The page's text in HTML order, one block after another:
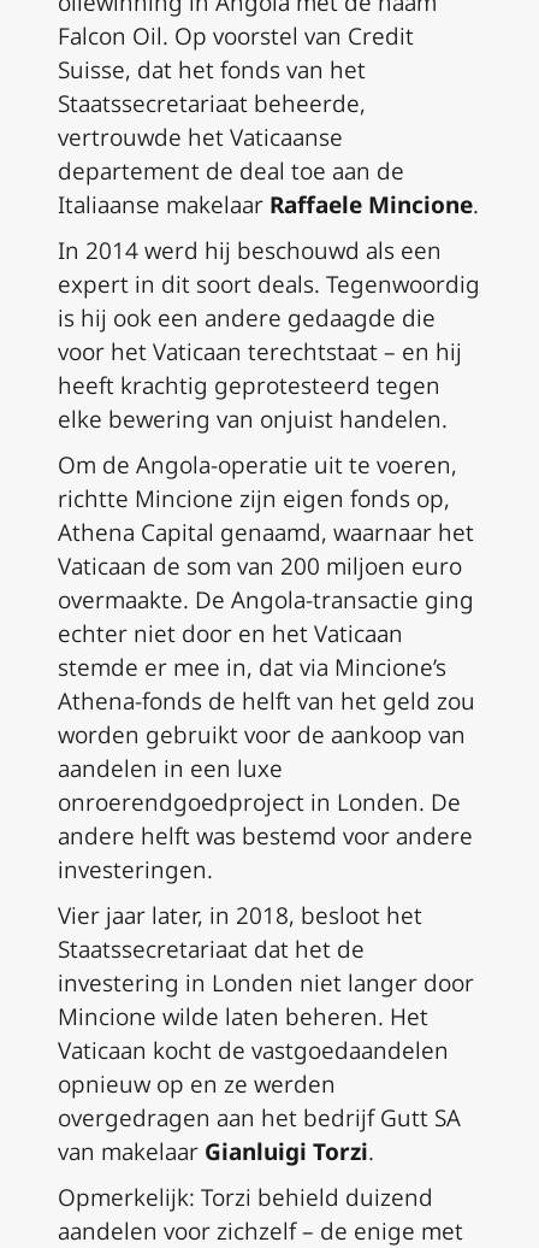
Falcon Oil. Op voorstel van Credit
Suisse, dat het fonds van het
Staatssecretariaat beheerde,
vertrouwde het Vaticaanse
departement de deal toe aan de
Italiaanse makelaar Raffaele Mincione.
In 2014 werd hij beschouwd als een
expert in dit soort deals. Tegenwoordig
is hij ook een andere gedaagde die
voor het Vaticaan terechtstaat – en hij
heeft krachtig geprotesteerd tegen
elke bewering van onjuist handelen.
Om de Angola-operatie uit te voeren,
richtte Mincione zijn eigen fonds op,
Athena Capital genaamd, waarnaar het
Vaticaan de som van 200 miljoen euro
overmaakte. De Angola-transactie ging
echter niet door en het Vaticaan
stemde er mee in, dat via Mincione’s
Athena-fonds de helft van het geld zou
worden gebruikt voor de aankoop van
aandelen in een luxe
onroerendgoedproject in Londen. De
andere helft was bestemd voor andere
investeringen.
Vier jaar later, in 2018, besloot het
Staatssecretariaat dat het de
investering in Londen niet langer door
Mincione wilde laten beheren. Het
Vaticaan kocht de vastgoedaandelen
opnieuw op en ze werden
overgedragen aan het bedrijf Gutt SA
van makelaar Gianluigi Torzi.
Opmerkelijk: Torzi behield duizend
aandelen voor zichzelf – de enige met